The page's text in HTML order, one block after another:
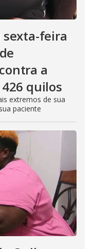
feira
a
quilos
extremos de sua
paciente